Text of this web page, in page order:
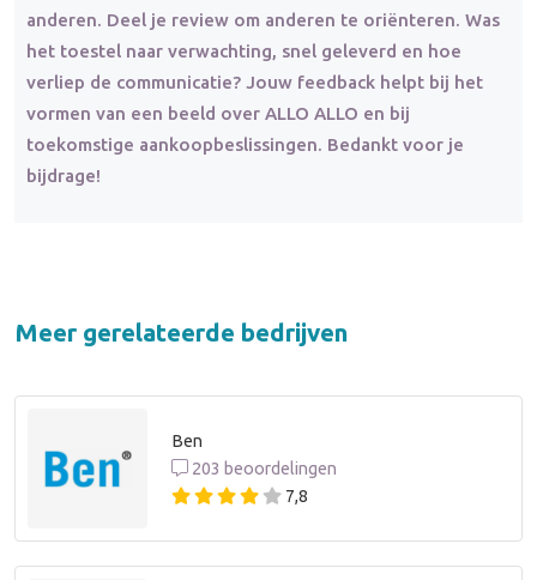
anderen. Deel je review om anderen te oriënteren. Was
het toestel naar verwachting, snel geleverd en hoe
verliep de communicatie? Jouw feedback helpt bij het
vormen van een beeld over ALLO ALLO en bij
toekomstige aankoopbeslissingen. Bedankt voor je
bijdrage!
Meer gerelateerde bedrijven
Ben
203 beoordelingen
7,8